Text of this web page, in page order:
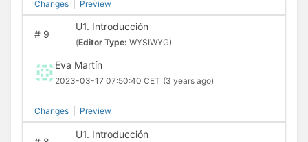
Changes Preview
#9
U1. Introducción
(Editor Type: WYSIWYG)
Eva Martín
2023-03-17 07:50:40 CET (3 years ago)
Changes Preview
U1. Introducción